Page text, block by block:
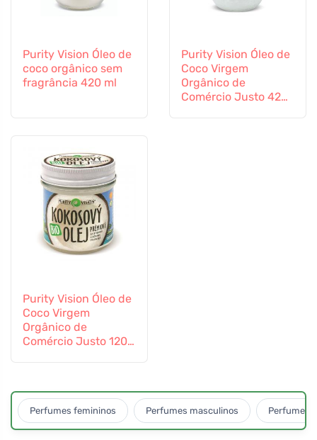
Purity Vision Óleo de
coco orgânico sem
fragrância 420 ml
Purity Vision Óleo de
Coco Virgem
Orgânico de
Comércio Justo 420
Purity Vision Óleo de
Coco Virgem
Orgânico de
Comércio Justo 120
Perfumes femininos Perfumes masculinos Perfumes